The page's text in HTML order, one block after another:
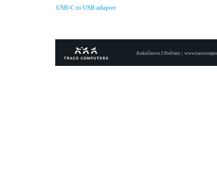
USB-C to USB adapter
Kukučínova 3 Piešťany |